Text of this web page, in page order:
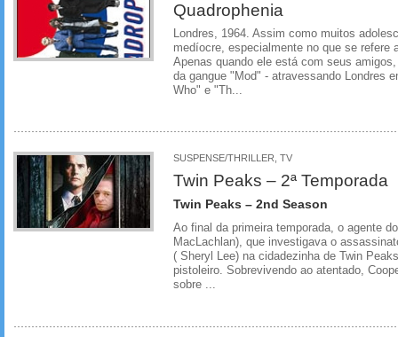
Quadrophenia
Londres, 1964. Assim como muitos
medíocre, especialmente no que se refere
Apenas quando ele está com seus
da gangue "Mod" - atravessando Londres
Who" e "Th...
SUSPENSE/THRILLER, TV
Twin Peaks – 2ª Temporada
Twin Peaks – 2nd Season
Ao final da primeira temporada, o agente
MacLachlan), que investigava o
( Sheryl Lee) na cidadezinha de Twin
pistoleiro. Sobrevivendo ao atentado,
sobre ...